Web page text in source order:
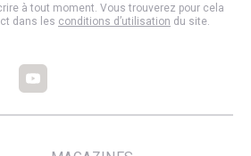
à tout moment. Vous trouverez pour cela
dans les conditions d’utilisation du site.
Facebook